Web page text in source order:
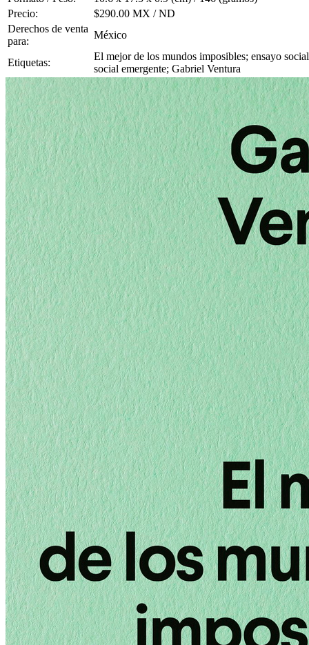
Precio:
$290.00 MX / ND
Derechos de venta
para:
México
Etiquetas:
El mejor de los mundos imposibles; ensayo
social emergente; Gabriel Ventura